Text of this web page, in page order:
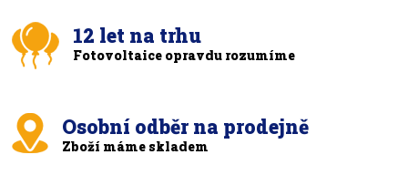
12 let na trhu
Fotovoltaice opravdu rozumíme
Osobní odběr na prodejně
Zboží máme skladem